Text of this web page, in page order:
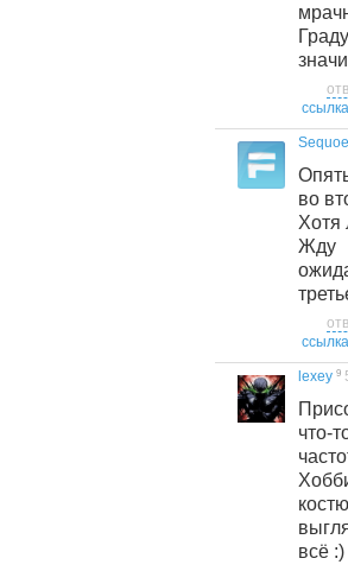
ссылка
во
Хотя
Жду
ссылка
lexey 9
что-
всё :)